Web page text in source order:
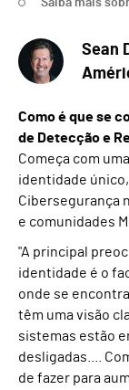
Saiba mais
Sean
Como é que se
de Detecção e
Começa com
identidade
Cibersegurança
e comunidades
"A principal
identidade é o
onde se
têm uma visão
sistemas estão
desligadas....
de fazer para